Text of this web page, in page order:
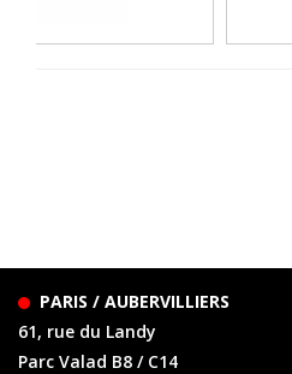
PARIS / AUBERVILLIERS
61, rue du Landy
Parc Valad B8 / C14